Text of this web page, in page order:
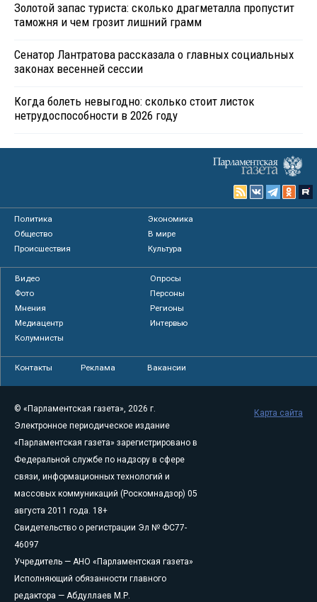
Золотой запас туриста: сколько драгметалла пропустит
таможня и чем грозит лишний грамм
Сенатор Лантратова рассказала о главных социальных
законах весенней сессии
Когда болеть невыгодно: сколько стоит листок
нетрудоспособности в 2026 году
Политика
Экономика
Общество
В мире
Происшествия
Культура
Видео
Опросы
Фото
Персоны
Мнения
Регионы
Медиацентр
Интервью
Колумнисты
Контакты Реклама Вакансии
© «Парламентская газета», 2026 г.
Электронное периодическое издание
«Парламентская газета» зарегистрировано в
Федеральной службе по надзору в сфере
связи, информационных технологий и
массовых коммуникаций (Роскомнадзор) 05
августа 2011 года. 18+
Свидетельство о регистрации Эл № ФС77-
46097
Учредитель — АНО «Парламентская газета»
Исполняющий обязанности главного
редактора — Абдуллаев М.Р.
Карта сайта